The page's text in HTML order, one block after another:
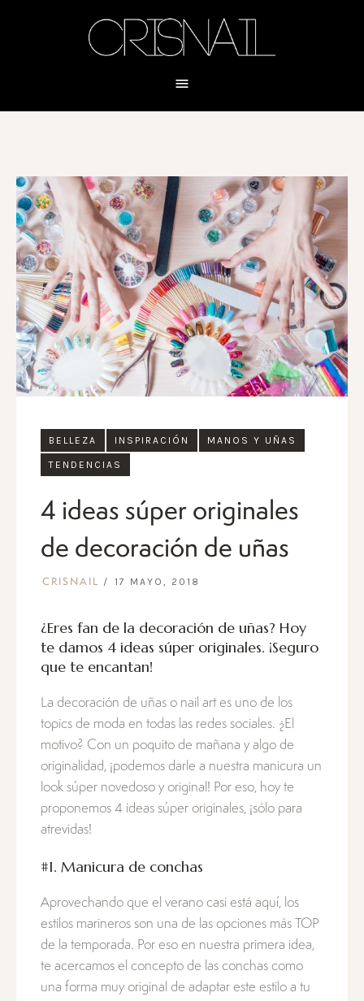
BELLEZA INSPIRACIÓN MANOS Y UÑAS
TENDENCIAS
4 ideas súper originales
de decoración de uñas
CRISNAIL 17 MAYO, 2018
¿Eres fan de la decoración de uñas? Hoy
te damos 4 ideas súper originales. ¡Seguro
que te encantan!
La decoración de uñas o nail art es uno de los
topics de moda en todas las redes sociales. ¿El
motivo? Con un poquito de mañana y algo de
originalidad, ¡podemos darle a nuestra manicura un
look súper novedoso y original! Por eso, hoy te
proponemos 4 ideas súper originales, ¡sólo para
atrevidas!
#1. Manicura de conchas
Aprovechando que el verano casi está aquí, los
estilos marineros son una de las opciones más TOP
de la temporada. Por eso en nuestra primera idea,
te acercamos el concepto de las conchas como
una forma muy original de adaptar este estilo a tu